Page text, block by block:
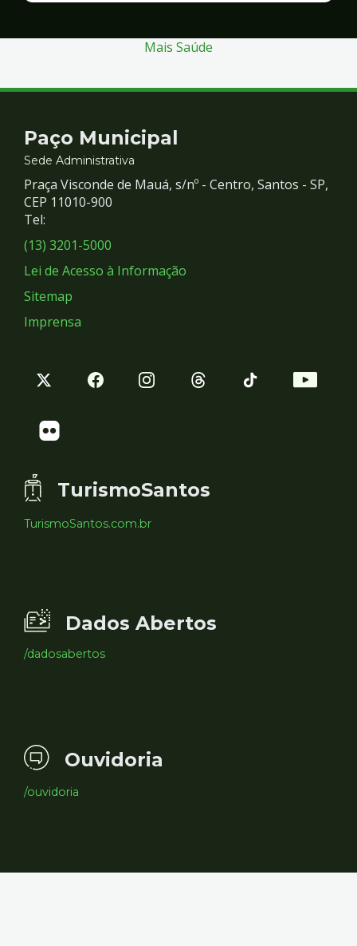
Segurança
Mais Saúde
Contato
e
Redes
Sociais
Paço Municipal
Sede Administrativa
Praça Visconde de Mauá, s/nº - Centro, Santos - SP,
CEP 11010-900
Tel:
(13) 3201-5000
Lei de Acesso à Informação
Sitemap
Imprensa
TurismoSantos
TurismoSantos.com.br
Dados Abertos
/dadosabertos
Ouvidoria
/ouvidoria